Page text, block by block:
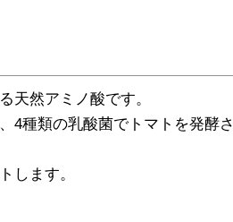
天然アミノ酸です。
4種類の乳酸菌でトマトを発酵さ
します。